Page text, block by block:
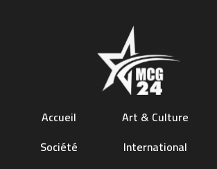
Accueil
Société
Art & Culture
International